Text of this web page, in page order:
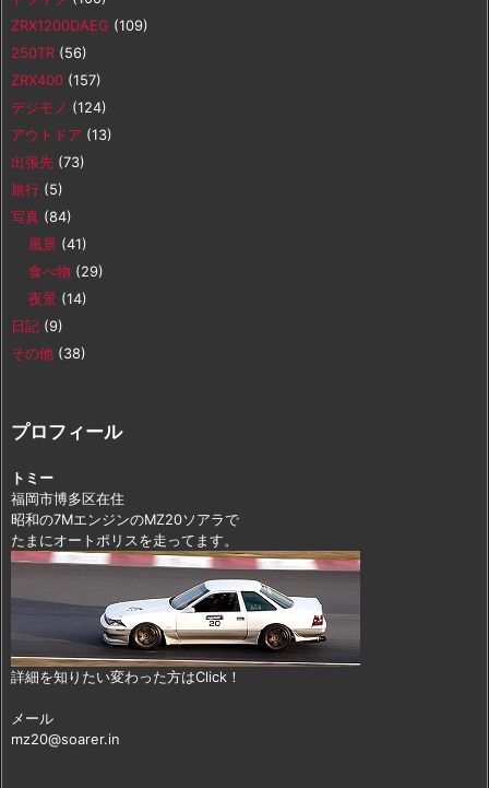
ZRX1200DAEG (109)
250TR (56)
ZRX400 (157)
デジモノ (124)
アウトドア (13)
出張先 (73)
旅行 (5)
写真 (84)
風景 (41)
食べ物 (29)
夜景 (14)
日記 (9)
その他 (38)
プロフィール
トミー
福岡市博多区在住
昭和の7MエンジンのMZ20ソアラで
たまにオートポリスを走ってます。
詳細を知りたい変わった方はClick！
メール
mz20@soarer.in